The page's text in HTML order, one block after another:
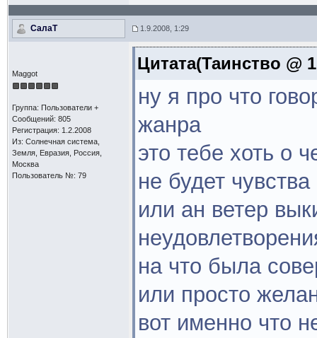
СалаТ 1.9.2008, 1:29
Maggot
Группа: Пользователи +
Сообщений: 805
Регистрация: 1.2.2008
Из: Солнечная система,
Земля, Евразия, Россия,
Москва
Пользователь №: 79
Цитата(Таинство @
ну я про что
жанра
это тебе хоть о
не будет
или ан ветер
на что была
или просто
вот именно что